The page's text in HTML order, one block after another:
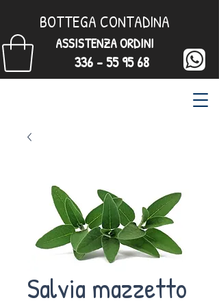
ASSISTENZA ORDINI
336 - 55 95 68
BOTTEGA CONTADINA
Salvia mazzetto